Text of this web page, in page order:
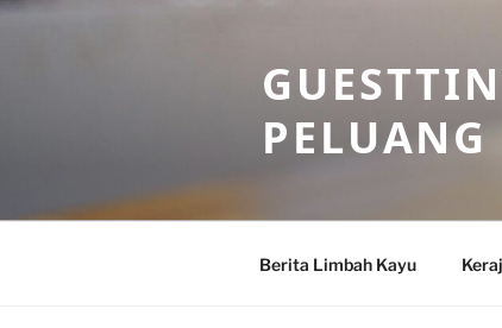
Skip
Berita Limbah Kayu